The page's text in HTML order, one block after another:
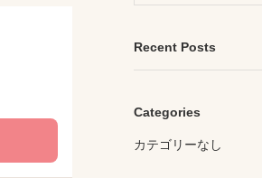
Recent Posts
Categories
カテゴリーなし